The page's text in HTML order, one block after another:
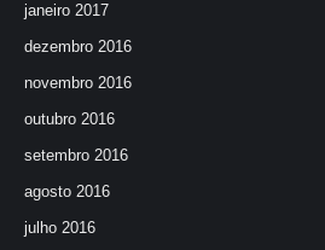
janeiro 2017
dezembro 2016
novembro 2016
outubro 2016
setembro 2016
agosto 2016
julho 2016